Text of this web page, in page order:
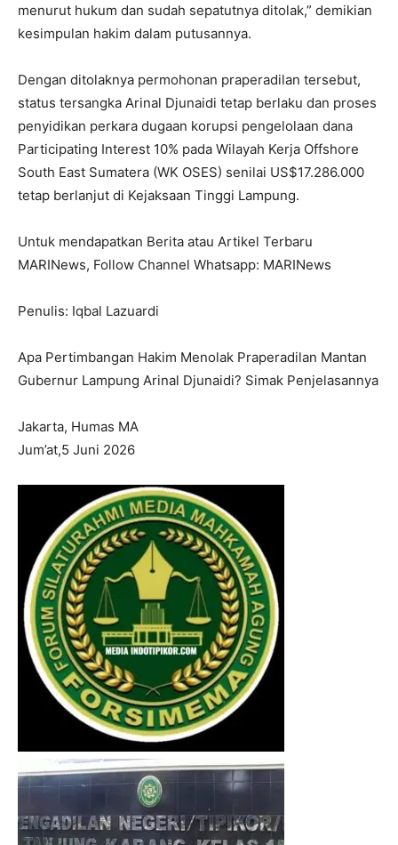
menurut hukum dan sudah sepatutnya ditolak,” demikian
kesimpulan hakim dalam putusannya.
Dengan ditolaknya permohonan praperadilan tersebut,
status tersangka Arinal Djunaidi tetap berlaku dan proses
penyidikan perkara dugaan korupsi pengelolaan dana
Participating Interest 10% pada Wilayah Kerja Offshore
South East Sumatera (WK OSES) senilai US$17.286.000
tetap berlanjut di Kejaksaan Tinggi Lampung.
Untuk mendapatkan Berita atau Artikel Terbaru
MARINews, Follow Channel Whatsapp: MARINews
Penulis: Iqbal Lazuardi
Apa Pertimbangan Hakim Menolak Praperadilan Mantan
Gubernur Lampung Arinal Djunaidi? Simak Penjelasannya
Jakarta, Humas MA
Jum’at,5 Juni 2026